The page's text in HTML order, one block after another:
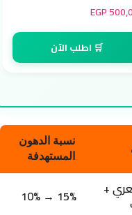
EGP
🛒 اطلب الآن
نسبة الدهون
المستهدفة
+
15% → 10%